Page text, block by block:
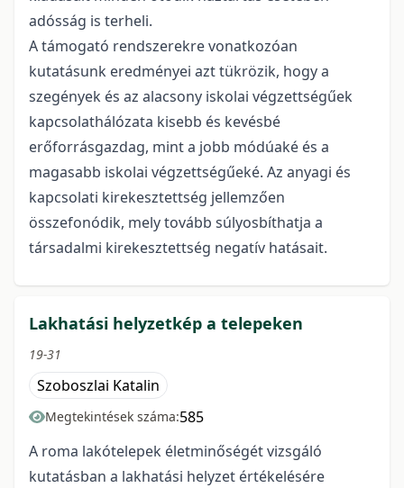
adósság is terheli.
A támogató rendszerekre vonatkozóan
kutatásunk eredményei azt tükrözik, hogy a
szegények és az alacsony iskolai végzettségűek
kapcsolathálózata kisebb és kevésbé
erőforrásgazdag, mint a jobb módúaké és a
magasabb iskolai végzettségűeké. Az anyagi és
kapcsolati kirekesztettség jellemzően
összefonódik, mely tovább súlyosbíthatja a
társadalmi kirekesztettség negatív hatásait.
Lakhatási helyzetkép a telepeken
19-31
Szoboszlai Katalin
Megtekintések száma:585
A roma lakótelepek életminőségét vizsgáló
kutatásban a lakhatási helyzet értékelésére